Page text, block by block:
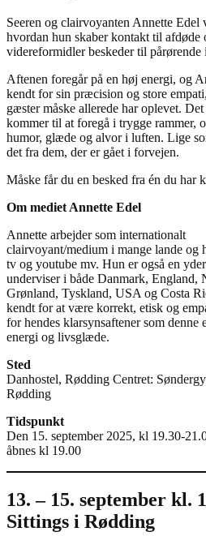
Seeren og clairvoyanten Annette Edel
hvordan hun skaber kontakt til afdøde
videreformidler beskeder til pårørende
Aftenen foregår på en høj energi, og
kendt for sin præcision og store
gæster måske allerede har oplevet. Det
kommer til at foregå i trygge rammer,
humor, glæde og alvor i luften. Lige
det fra dem, der er gået i forvejen.
Måske får du en besked fra én du har
Om mediet Annette Edel
Annette arbejder som internationalt
clairvoyant/medium i mange lande og
tv og youtube mv. Hun er også en
underviser i både Danmark, England,
Grønland, Tyskland, USA og Costa
kendt for at være korrekt, etisk og
for hendes klarsynsaftener som denne
energi og livsglæde.
Sted
Danhostel, Rødding Centret:
Rødding
Tidspunkt
Den 15. september 2025, kl 19.30-
åbnes kl 19.00
13. – 15. september kl.
Sittings i Rødding